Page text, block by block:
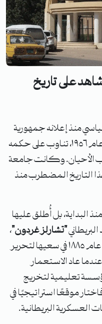
على تاريخ
منذ إعلانه جمهورية
مستقلة. فبعد انفصاله عن مصر عام ١٩٥٦، تناوب على حكمه
الأحيان. وكانت جامعة
التاريخ المضطرب منذ
البداية، بل أُطلق عليها
البريطاني"تشارلز غردون"،
الذي قاتلته جيوش الثورة المهدية عام ١٨٨٥ في سعيها لتحرير
عاد الاستعمار
تأسيس مؤسسة تعليمية لتخريج
موقعًا استراتيجيًا في
البريطانية.